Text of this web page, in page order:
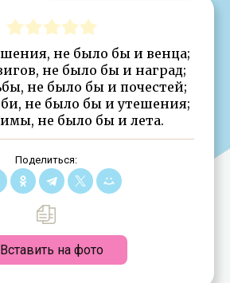
не было бы и венца;
не было бы и наград;
не было бы и почестей;
не было бы и утешения;
не было бы и лета.
Поделиться:
Вставить на фото